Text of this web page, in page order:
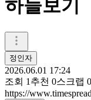
하늘보기
정인자
2026.06.01 17:24
조회 1 추천 0스크랩 0
https://